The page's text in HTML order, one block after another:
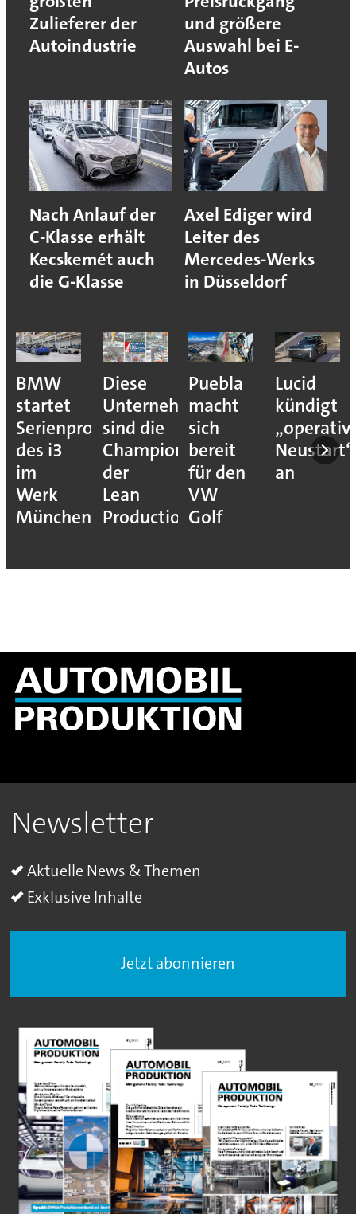
Zulieferer der
Autoindustrie
und größere
Auswahl bei E-
Autos
Nach Anlauf der
C-Klasse erhält
Kecskemét auch
die G-Klasse
Axel Ediger wird
Leiter des
Mercedes-Werks
in Düsseldorf
BMW
startet
Serienproduktion
des i3
im
Werk
München
Diese
Unternehmen
sind die
Champions
der
Lean
Production
Puebla
macht
sich
bereit
für den
VW
Golf
Lucid
kündigt
Neustart“
an
Newsletter
Aktuelle News & Themen
Exklusive Inhalte
Jetzt abonnieren